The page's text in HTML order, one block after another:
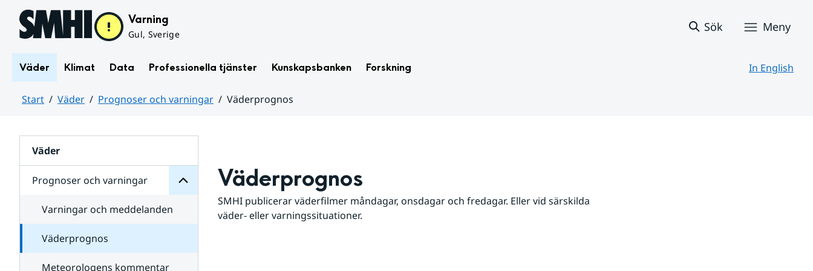
Hoppa till sidans innehåll Varning
Gul, Sverige
Sök Meny
Väder Klimat Data Professionella tjänster Kunskapsbanken Forskning In English
Start Väder Prognoser och varningar
Väderprognos
Väder
Prognoser och varningar
för
varningar
Varningar och meddelanden
Väderprognos
Meteorologens kommentar
Väderprognos
SMHI publicerar väderfilmer måndagar, onsdagar och fredagar. Eller vid särskilda
väder- eller varningssituationer.